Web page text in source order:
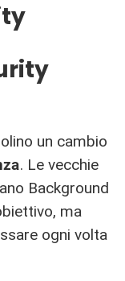
un cambio
. Le vecchie
Background
ma
ogni volta